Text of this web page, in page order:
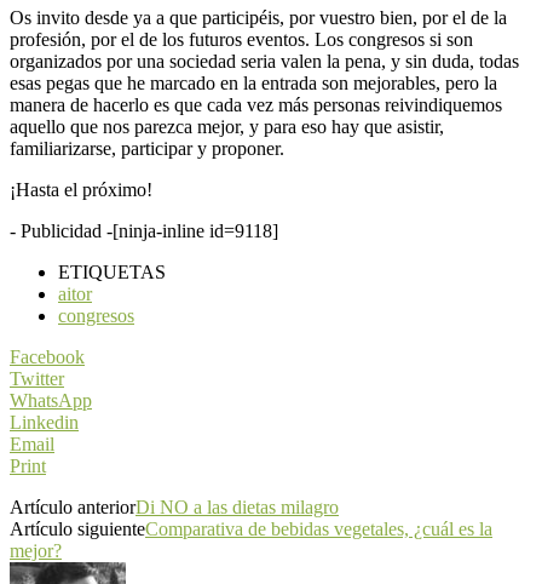
Os invito desde ya a que participéis, por vuestro bien, por el de la
profesión, por el de los futuros eventos. Los congresos si son
organizados por una sociedad seria valen la pena, y sin duda, todas
esas pegas que he marcado en la entrada son mejorables, pero la
manera de hacerlo es que cada vez más personas reivindiquemos
aquello que nos parezca mejor, y para eso hay que asistir,
familiarizarse, participar y proponer.
¡Hasta el próximo!
- Publicidad -[ninja-inline id=9118]
ETIQUETAS
aitor
congresos
Facebook
Twitter
WhatsApp
Linkedin
Email
Print
Artículo anteriorDi NO a las dietas milagro
Artículo siguienteComparativa de bebidas vegetales, ¿cuál es la
mejor?